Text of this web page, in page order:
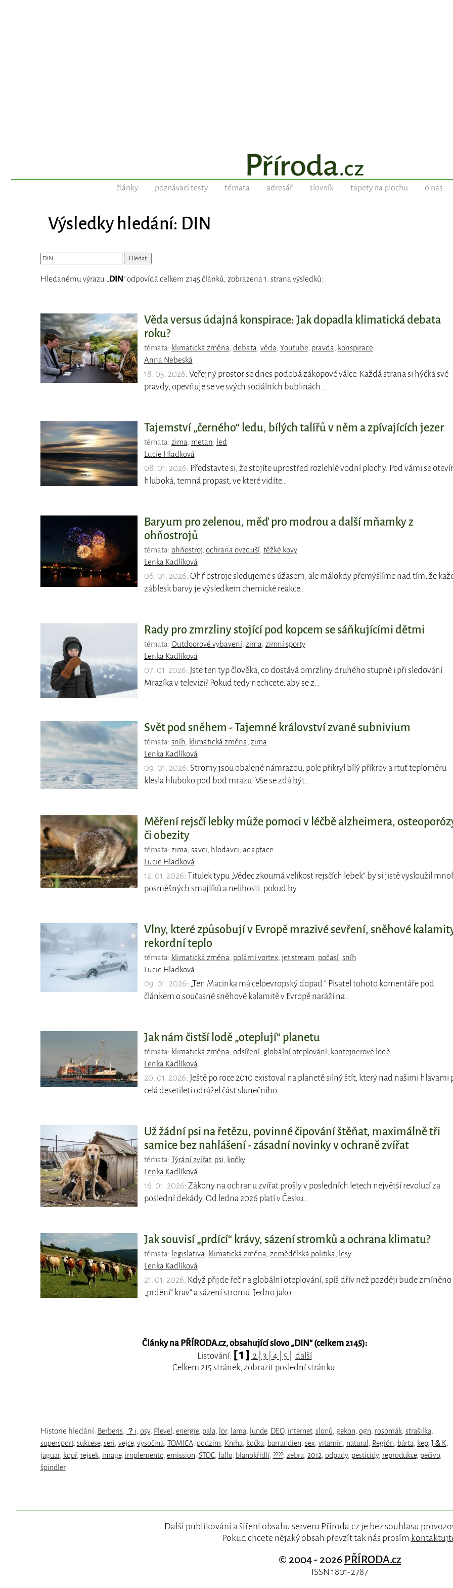
články poznávací testy témata adresář slovník tapety na plochu o nás
Výsledky hledání: DIN
Hledanému výrazu „ DIN“ odpovídá celkem 2145 článků, zobrazena 1. strana výsledků:
Věda versus údajná konspirace: Jak dopadla klimatická debata
roku?
témata: klimatická změna debata věda Youtube, pravda
konspirace
Anna Nebeská
18. 05. 2026: Veřejný prostor se dnes podobá zákopové válce. Každá strana si hýčká své
pravdy, opevňuje se ve svých sociálních bublinách…
Tajemství „černého“ ledu, bílých talířů v něm a zpívajících jezer
témata: zima metan
led
Lucie Hladková
08. 01. 2026: Představte si, že stojíte uprostřed rozlehlé vodní plochy. Pod vámi se
hluboká, temná propast, ve které vidíte…
Baryum pro zelenou, měď pro modrou a další mňamky z
ohňostrojů
témata: ohňostroj, ochrana ovzduší, těžké kovy
Lenka Kadlíková
06. 01. 2026: Ohňostroje sledujeme s úžasem, ale málokdy přemýšlíme nad tím, že
záblesk barvy je výsledkem chemické reakce…
Rady pro zmrzliny stojící pod kopcem se sáňkujícími dětmi
témata: Outdoorové vybavení, zima zimní sporty
Lenka Kadlíková
07. 01. 2026: Jste ten typ člověka, co dostává omrzliny druhého stupně i při sledování
Mrazíka v televizi? Pokud tedy nechcete, aby se z…
Svět pod sněhem - Tajemné království zvané subnivium
témata: sníh klimatická změna zima
Lenka Kadlíková
09. 01. 2026: Stromy jsou obalené námrazou, pole přikryl bílý příkrov a rtuť teploměru
klesla hluboko pod bod mrazu. Vše se zdá být…
Měření rejsčí lebky může pomoci v léčbě alzheimera,
či obezity
témata: zima savci hlodavci adaptace
Lucie Hladková
12. 01. 2026: Titulek typu „Vědec zkoumá velikost rejsčích lebek“ by si jistě vysloužil
posměšných smajlíků a nelibosti, pokud by…
Vlny, které způsobují v Evropě mrazivé sevření, sněhové
rekordní teplo
témata: klimatická změna polární vortex, jet stream počasí, sníh
Lucie Hladková
09. 01. 2026: „Ten Macinka má celoevropský dopad.“ Pisatel tohoto komentáře pod
článkem o současné sněhové kalamitě v Evropě naráží na…
Jak nám čistší lodě „oteplují“ planetu
témata: klimatická změna odsíření, globální oteplování,
kontejnerové lodě
Lenka Kadlíková
20. 01. 2026: Ještě po roce 2010 existoval na planetě silný štít, který nad našimi hlavami
celá desetiletí odrážel část slunečního…
Už žádní psi na řetězu, povinné čipování štěňat, maximálně tři
samice bez nahlášení - zásadní novinky v ochraně zvířat
témata: Týrání zvířat, psi
kočky
Lenka Kadlíková
16. 01. 2026: Zákony na ochranu zvířat prošly v posledních letech největší revolucí za
poslední dekády. Od ledna 2026 platí v Česku…
Jak souvisí „prdící“ krávy, sázení stromků a ochrana klimatu?
témata: legislativa klimatická změna zemědělská politika
lesy
Lenka Kadlíková
21. 01. 2026: Když přijde řeč na globální oteplování, spíš dřív než později bude zmíněno
„prdění“ krav“ a sázení stromů. Jedno jako…
Články na PŘÍRODA.cz, obsahující slovo „DIN“ (celkem 2145):
Listování: [ 1 ] 2 3 4 5
další
Celkem 215 stránek, zobrazit poslednístránku.
Historie hledání: Berberis ？i osy, Plevel energie, pala lor, lama lunde, DEO, internet, slonů gekon ogn rosomák, strašilka
supersport, sukcese, seri vejce, vysočina TOMICA, podzim Kniha kočka barrandien sex vitamin natural Región bárta kep, J＆K
jaguar, kopř, rejsek, image, implemento, emission STOC, fallo, blanokřídlí, ????, zebra 2012 odpady, pesticidy, reprodukce, pečivo,
špindler
Další publikování a šíření obsahu serveru Příroda.cz je bez souhlasu
Pokud chcete nějaký obsah převzít tak nás prosím
© 2004 - 2026 PŘÍRODA.cz
ISSN 1801-2787